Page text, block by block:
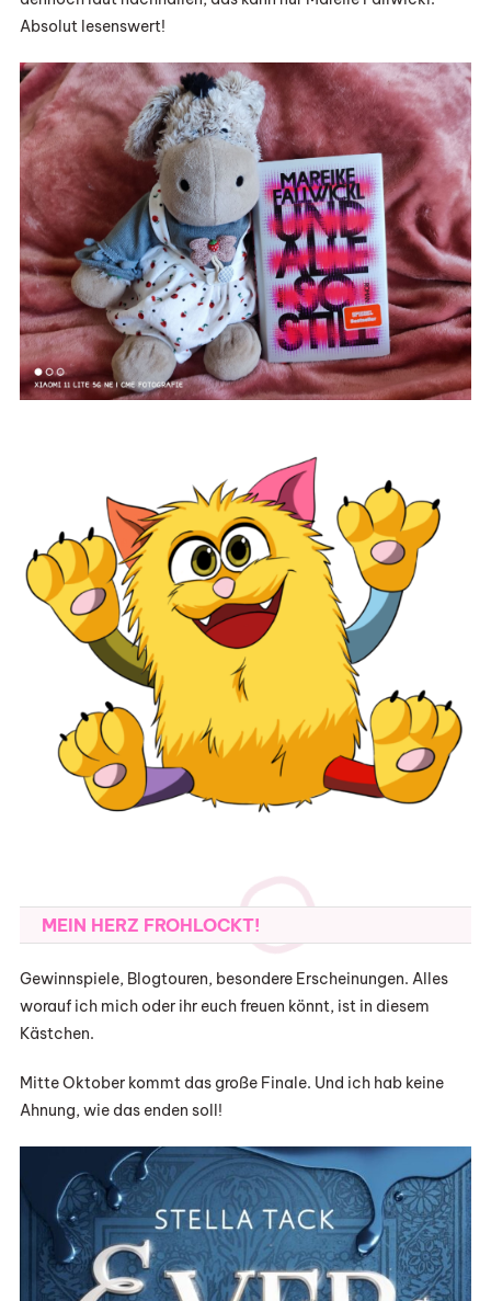
Absolut lesenswert!
MEIN HERZ FROHLOCKT!
Gewinnspiele, Blogtouren, besondere Erscheinungen. Alles
worauf ich mich oder ihr euch freuen könnt, ist in diesem
Kästchen.
Mitte Oktober kommt das große Finale. Und ich hab keine
Ahnung, wie das enden soll!